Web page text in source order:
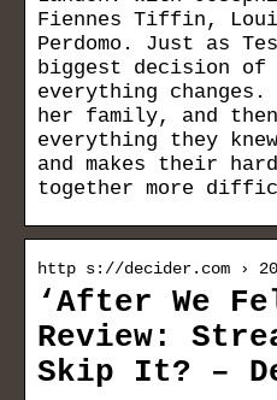
Fiennes Tiffin,
Perdomo. Just as
biggest decision
everything
her family, and
everything they
and makes their
together more
http s://decider.com ›
‘After We
Review:
Skip It? –